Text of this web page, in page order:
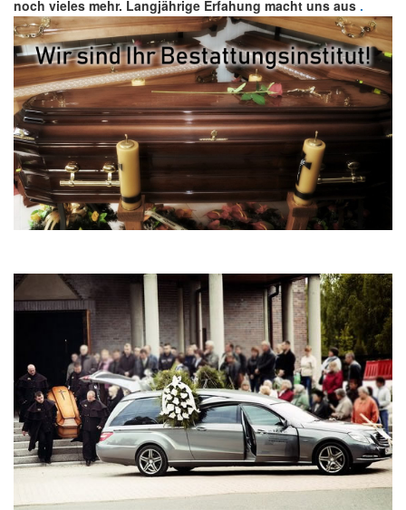
noch vieles mehr. Langjährige Erfahung macht uns aus .